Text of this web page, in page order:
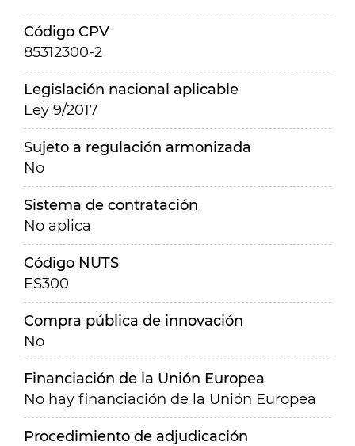
Código CPV
85312300-2
Legislación nacional aplicable
Ley 9/2017
Sujeto a regulación armonizada
No
Sistema de contratación
No aplica
Código NUTS
ES300
Compra pública de innovación
No
Financiación de la Unión Europea
No hay financiación de la Unión Europea
Procedimiento de adjudicación